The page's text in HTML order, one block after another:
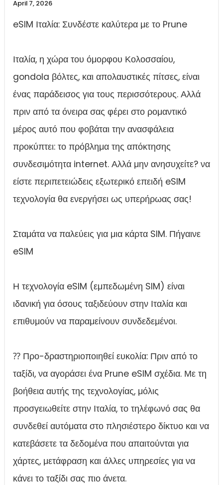
April 7, 2026
eSIM Ιταλία: Συνδέστε καλύτερα με το Prune
Ιταλία, η χώρα του όμορφου Κολοσσαίου,
gondola βόλτες, και απολαυστικές πίτσες, είναι
ένας παράδεισος για τους περισσότερους. Αλλά
πριν από τα όνειρα σας φέρει στο ρομαντικό
μέρος αυτό που φοβάται την ανασφάλεια
προκύπτει: το πρόβλημα της απόκτησης
συνδεσιμότητα internet. Αλλά μην ανησυχείτε? να
είστε περιπετειώδεις εξωτερικό επειδή eSIM
τεχνολογία θα ενεργήσει ως υπερήρωας σας!
Σταμάτα να παλεύεις για μια κάρτα SIM. Πήγαινε
eSIM
Η τεχνολογία eSIM (εμπεδωμένη SIM) είναι
ιδανική για όσους ταξιδεύουν στην Ιταλία και
επιθυμούν να παραμείνουν συνδεδεμένοι.
⁇ Προ-δραστηριοποιηθεί ευκολία: Πριν από το
ταξίδι, να αγοράσει ένα Prune eSIM σχέδια. Με τη
βοήθεια αυτής της τεχνολογίας, μόλις
προσγειωθείτε στην Ιταλία, το τηλέφωνό σας θα
συνδεθεί αυτόματα στο πλησιέστερο δίκτυο και να
κατεβάσετε τα δεδομένα που απαιτούνται για
χάρτες, μετάφραση και άλλες υπηρεσίες για να
κάνει το ταξίδι σας πιο άνετα.